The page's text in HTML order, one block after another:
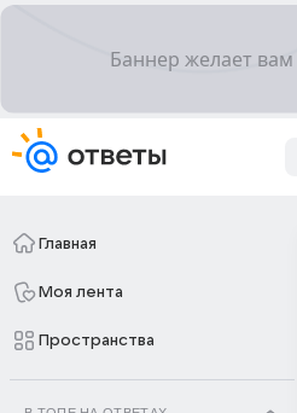
Главная
Моя лента
Пространства